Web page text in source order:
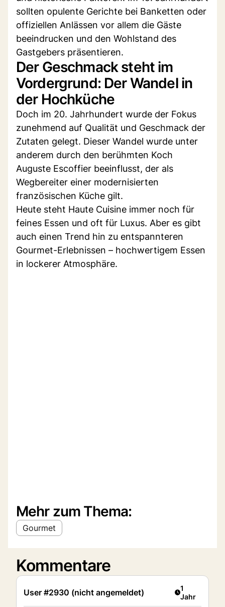
sollten opulente Gerichte bei Banketten oder
offiziellen Anlässen vor allem die Gäste
beeindrucken und den Wohlstand des
Gastgebers präsentieren.
Der Geschmack steht im
Vordergrund: Der Wandel in
der Hochküche
Doch im 20. Jahrhundert wurde der Fokus
zunehmend auf Qualität und Geschmack der
Zutaten gelegt. Dieser Wandel wurde unter
anderem durch den berühmten Koch
Auguste Escoffier beeinflusst, der als
Wegbereiter einer modernisierten
französischen Küche gilt.
Heute steht Haute Cuisine immer noch für
feines Essen und oft für Luxus. Aber es gibt
auch einen Trend hin zu entspannteren
Gourmet-Erlebnissen – hochwertigem Essen
in lockerer Atmosphäre.
Mehr zum Thema:
Gourmet
Kommentare
User #2930 (nicht angemeldet) Artikel
1
Jahr